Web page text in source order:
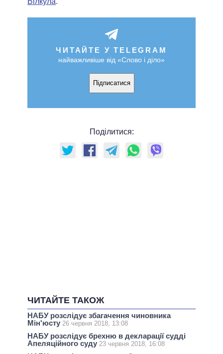
ЧИТАЙТЕ У TELEGRAM
найважливіше від «Слово і діло»
Підписатися
Поділитися:
ЧИТАЙТЕ ТАКОЖ
НАБУ розслідує збагачення чиновника
Мін'юсту 26 червня 2018, 13:08
НАБУ розслідує брехню в декларації судді
Апеляційного суду 23 червня 2018, 16:08